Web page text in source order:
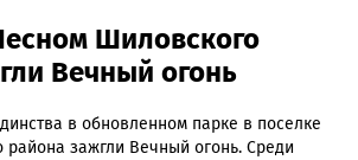
Шиловского
Вечный огонь
в обновленном парке в поселке
зажгли Вечный огонь. Среди